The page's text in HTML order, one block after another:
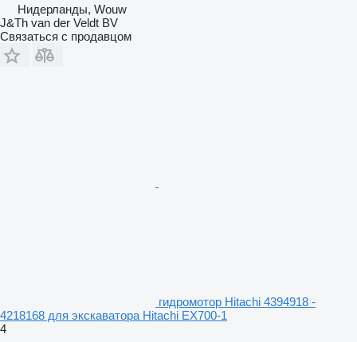
Нидерланды, Wouw
J&Th van der Veldt BV
Связаться с продавцом
гидромотор Hitachi 4394918 -
4218168 для экскаватора Hitachi EX700-1
4